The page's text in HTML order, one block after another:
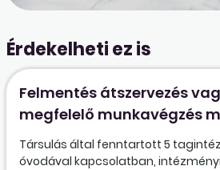
Érdekelheti ez is
Felmentés átszervezés
megfelelő munkavégzés
Társulás által fenntartott 5
óvodával kapcsolatban,